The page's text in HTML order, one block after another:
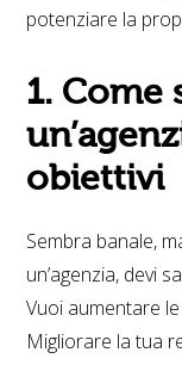
potenziare la
1. Come
obiettivi
Sembra banale,
un’agenzia, devi
Vuoi aumentare
Migliorare la tua